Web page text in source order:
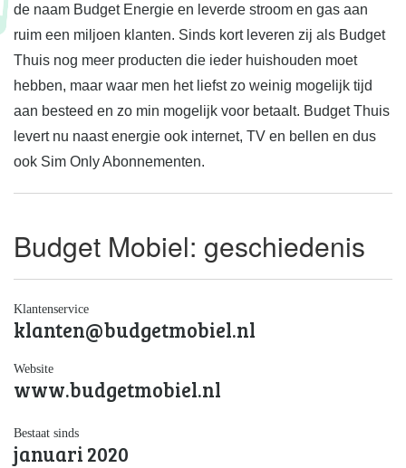
de naam Budget Energie en leverde stroom en gas aan
ruim een miljoen klanten. Sinds kort leveren zij als Budget
Thuis nog meer producten die ieder huishouden moet
hebben, maar waar men het liefst zo weinig mogelijk tijd
aan besteed en zo min mogelijk voor betaalt. Budget Thuis
levert nu naast energie ook internet, TV en bellen en dus
ook Sim Only Abonnementen.
Budget Mobiel: geschiedenis
Klantenservice
klanten@budgetmobiel.nl
Website
www.budgetmobiel.nl
Bestaat sinds
januari 2020